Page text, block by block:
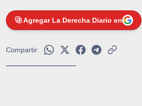
Agregar La Derecha Diario en
Compartir: